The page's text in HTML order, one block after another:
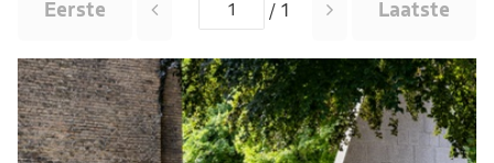
Eerste / 1 Laatste